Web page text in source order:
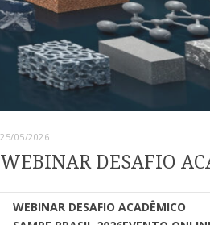
25/05/2026
WEBINAR DESAFIO
WEBINAR DESAFIO ACADÊMICO